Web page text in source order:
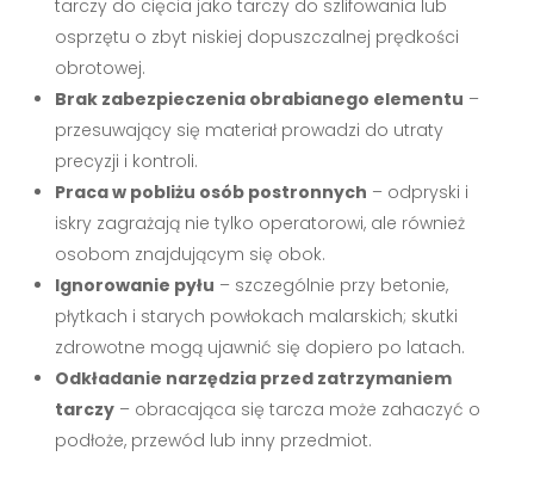
tarczy do cięcia jako tarczy do szlifowania lub
osprzętu o zbyt niskiej dopuszczalnej prędkości
obrotowej.
Brak zabezpieczenia obrabianego elementu –
przesuwający się materiał prowadzi do utraty
precyzji i kontroli.
Praca w pobliżu osób postronnych – odpryski i
iskry zagrażają nie tylko operatorowi, ale również
osobom znajdującym się obok.
Ignorowanie pyłu – szczególnie przy betonie,
płytkach i starych powłokach malarskich; skutki
zdrowotne mogą ujawnić się dopiero po latach.
Odkładanie narzędzia przed zatrzymaniem
tarczy – obracająca się tarcza może zahaczyć o
podłoże, przewód lub inny przedmiot.